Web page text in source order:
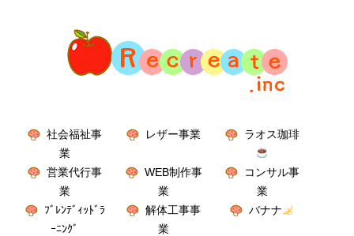
社会福祉事
業
レザー事業 ラオス珈琲
営業代行事
業
WEB制作事
業
コンサル事
業
ﾌﾞﾚﾝﾃﾞｨｯﾄﾞﾗ
ｰﾆﾝｸﾞ
解体工事事
業
バナナ